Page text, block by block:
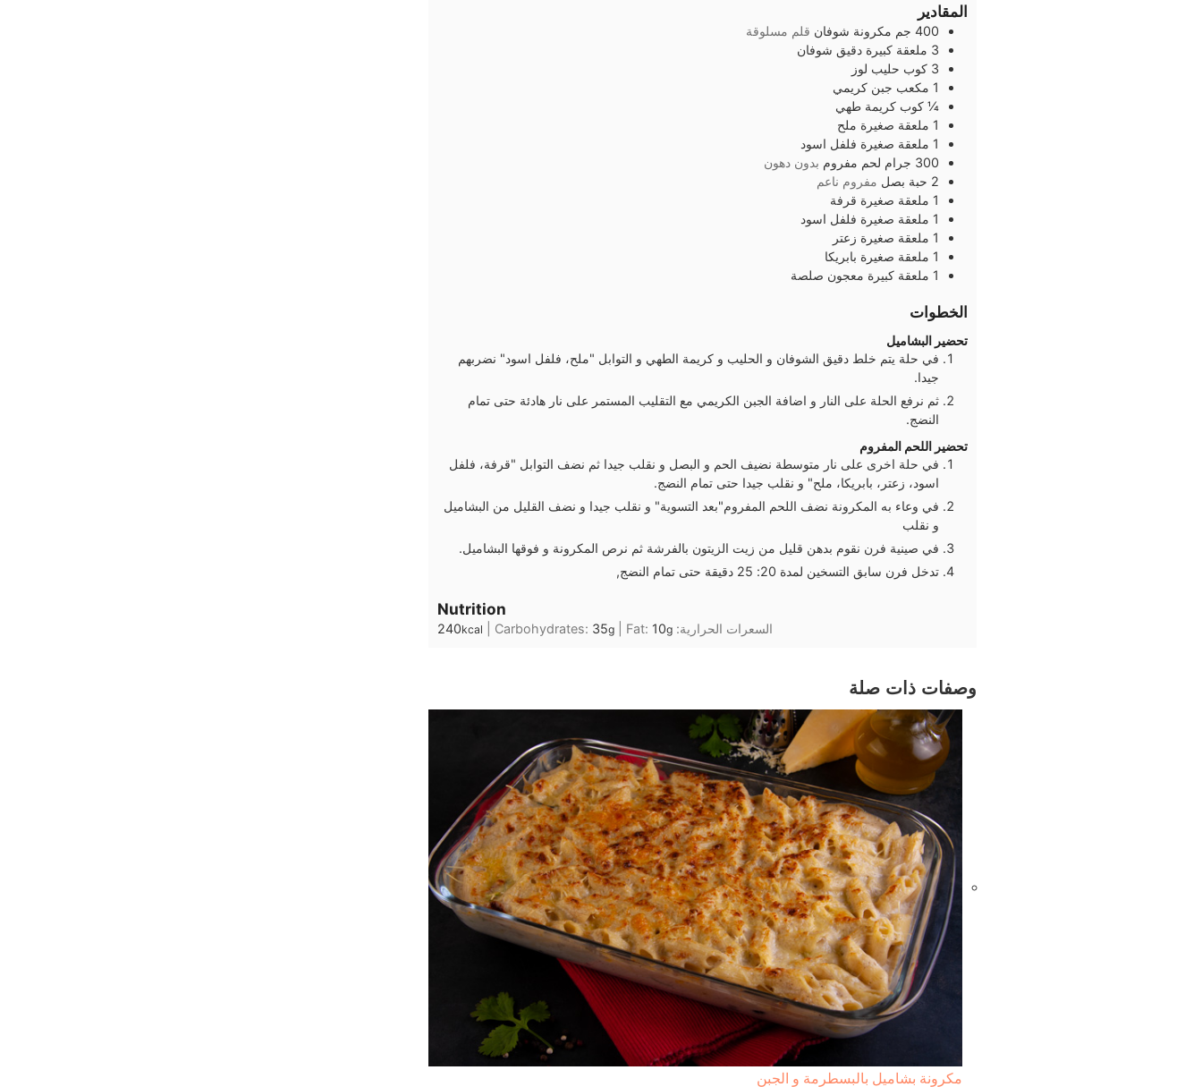
المقادير
400 جم مكرونة شوفان قلم مسلوقة
3 ملعقة كبيرة دقيق شوفان
3 كوب حليب لوز
1 مكعب جبن كريمي
¼ كوب كريمة طهي
1 ملعقة صغيرة ملح
1 ملعقة صغيرة فلفل اسود
300 جرام لحم مفروم بدون دهون
2 حبة بصل مفروم ناعم
1 ملعقة صغيرة قرفة
1 ملعقة صغيرة فلفل اسود
1 ملعقة صغيرة زعتر
1 ملعقة صغيرة بابريكا
1 ملعقة كبيرة معجون صلصة
الخطوات
تحضير البشاميل
في حلة يتم خلط دقيق الشوفان و الحليب و كريمة الطهي و التوابل "ملح، فلفل اسود" نضربهم
جيدا.
ثم نرفع الحلة على النار و اضافة الجبن الكريمي مع التقليب المستمر على نار هادئة حتى تمام
النضج.
تحضير اللحم المفروم
في حلة اخرى على نار متوسطة نضيف الحم و البصل و نقلب جيدا ثم نضف التوابل "قرفة، فلفل
اسود، زعتر، بابريكا، ملح" و نقلب جيدا حتى تمام النضج.
في وعاء به المكرونة نضف اللحم المفروم"بعد التسوية" و نقلب جيدا و نضف القليل من البشاميل
و نقلب
في صينية فرن نقوم بدهن قليل من زيت الزيتون بالفرشة ثم نرص المكرونة و فوقها البشاميل.
تدخل فرن سابق التسخين لمدة 20: 25 دقيقة حتى تمام النضج,
Nutrition
السعرات الحرارية: 240kcal Carbohydrates: 35g| Fat: 10g
وصفات ذات صلة
مكرونة بشاميل بالبسطرمة و الجبن